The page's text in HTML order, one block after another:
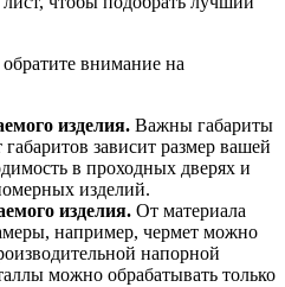
внимание на
изделия. Важны габариты
зависит размер вашей
в проходных дверях и
изделий.
изделия. От материала
например, чермет можно
напорной
можно обрабатывать только